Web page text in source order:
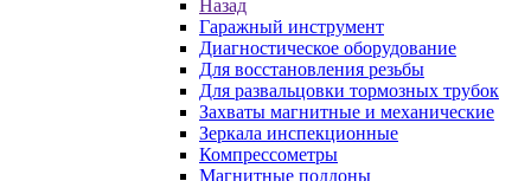
Назад
Гаражный инструмент
Диагностическое оборудование
Для восстановления резьбы
Для развальцовки тормозных трубок
Захваты магнитные и механические
Зеркала инспекционные
Компрессометры
Магнитные поддоны